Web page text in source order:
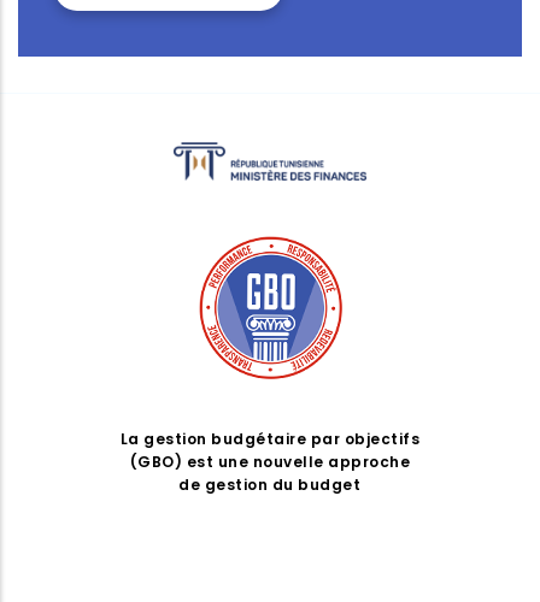
La gestion budgétaire par objectifs
(GBO) est une nouvelle approche
de gestion du budget